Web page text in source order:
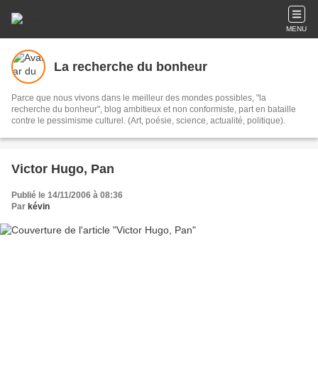
MENU
La recherche du bonheur
Parce que nous vivons dans le meilleur des mondes possibles, "la
recherche du bonheur", blog ambitieux et non conformiste, part en bataille
contre le pessimisme culturel. (Art, poésie, science, actualité, politique).
Victor Hugo, Pan
Publié le 14/11/2006 à 08:36
Par kévin